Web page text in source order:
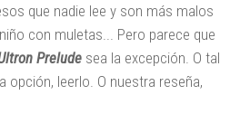
que nadie lee y son más malos
con muletas... Pero parece que
Prelude sea la excepción. O tal
opción, leerlo. O nuestra reseña,